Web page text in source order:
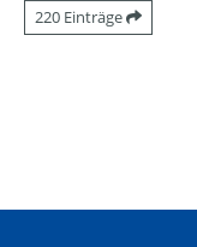
220 Einträge